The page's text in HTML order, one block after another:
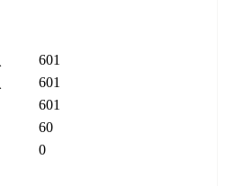
601
601
601
60
0